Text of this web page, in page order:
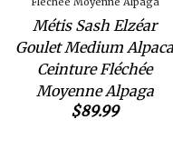
Métis Sash Elzéar
Goulet Medium Alpaca
Ceinture Fléchée
Moyenne Alpaga
$89.99